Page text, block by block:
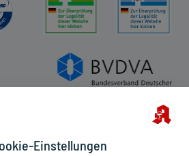
Einstellungen